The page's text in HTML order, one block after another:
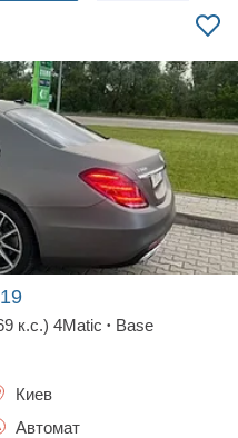
к.с.) 4Matic • Base
Киев
Автомат